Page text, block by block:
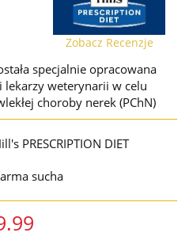
Zobacz Recenzje
specjalnie opracowana
lekarzy weterynarii w celu
choroby nerek (PChN)
PRESCRIPTION DIET
sucha